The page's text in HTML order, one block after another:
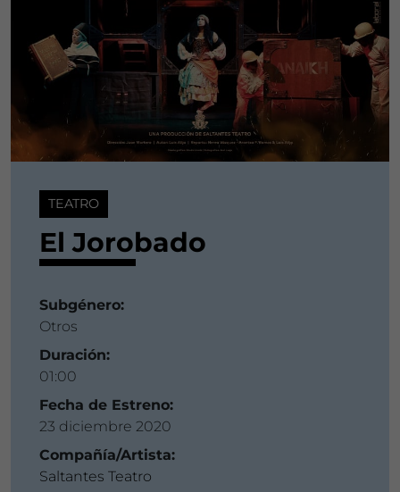
TEATRO
El Jorobado
Subgénero:
Otros
Duración:
01:00
Fecha de Estreno:
23 diciembre 2020
Compañía/Artista:
Saltantes Teatro